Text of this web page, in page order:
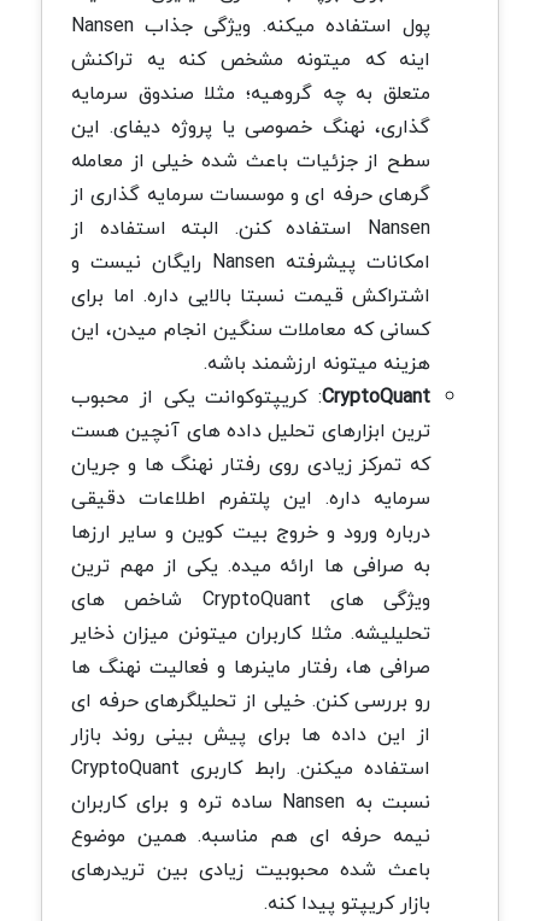
پول استفاده میکنه. ویژگی جذاب Nansen
اینه که میتونه مشخص کنه یه تراکنش
متعلق به چه گروهیه؛ مثلا صندوق سرمایه
گذاری، نهنگ خصوصی یا پروژه دیفای. این
سطح از جزئیات باعث شده خیلی از معامله
گرهای حرفه ای و موسسات سرمایه گذاری از
Nansen استفاده کنن. البته استفاده از
امکانات پیشرفته Nansen رایگان نیست و
اشتراکش قیمت نسبتا بالایی داره. اما برای
کسانی که معاملات سنگین انجام میدن، این
هزینه میتونه ارزشمند باشه.
CryptoQuant: کریپتوکوانت یکی از محبوب
ترین ابزارهای تحلیل داده های آنچین هست
که تمرکز زیادی روی رفتار نهنگ ها و جریان
سرمایه داره. این پلتفرم اطلاعات دقیقی
درباره ورود و خروج بیت کوین و سایر ارزها
به صرافی ها ارائه میده. یکی از مهم ترین
ویژگی های CryptoQuant شاخص های
تحلیلیشه. مثلا کاربران میتونن میزان ذخایر
صرافی ها، رفتار ماینرها و فعالیت نهنگ ها
رو بررسی کنن. خیلی از تحلیلگرهای حرفه ای
از این داده ها برای پیش بینی روند بازار
استفاده میکنن. رابط کاربری CryptoQuant
نسبت به Nansen ساده تره و برای کاربران
نیمه حرفه ای هم مناسبه. همین موضوع
باعث شده محبوبیت زیادی بین تریدرهای
بازار کریپتو پیدا کنه.